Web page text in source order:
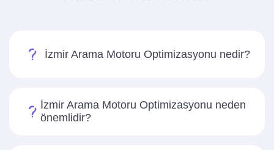
İzmir Arama Motoru Optimizasyonu nedir?
İzmir Arama Motoru Optimizasyonu neden
önemlidir?